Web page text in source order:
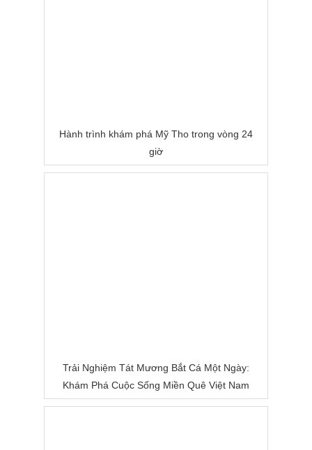
Hành trình khám phá Mỹ Tho trong vòng 24
giờ
Trải Nghiệm Tát Mương Bắt Cá Một Ngày:
Khám Phá Cuộc Sống Miền Quê Việt Nam